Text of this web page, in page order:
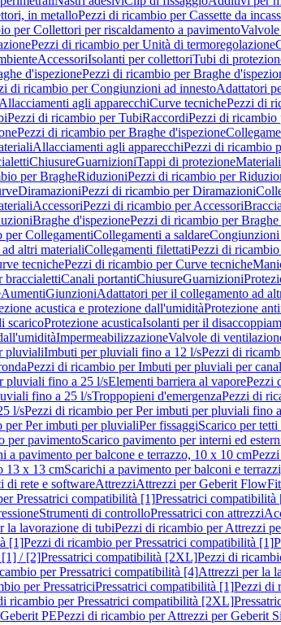
in metalloPezzi di ricambio per Cassette da
per Collettori per riscaldamento a pavimentoValvole
Pezzi di ricambio per Unità di termoregolazione
AccessoriIsolanti per collettoriTubi di
d'ispezionePezzi di ricambio per Braghe
di ricambio per Congiunzioni ad innestoAdattatori
agli apparecchiCurve tecnichePezzi di
Pezzi di ricambio per TubiRaccordiPezzi di ricambio
Pezzi di ricambio per Braghe d'ispezione
Allacciamenti agli apparecchiPezzi di ricambio
ChiusureGuarnizioniTappi di protezione
per BragheRiduzioniPezzi di ricambio per
DiramazioniPezzi di ricambio per Diramazioni
AccessoriPezzi di ricambio per Accessori
Braghe d'ispezionePezzi di ricambio per
per CollegamentiCollegamenti a saldareCongiunzioni
altri materialiCollegamenti filettatiPezzi di
tecnichePezzi di ricambio per Curve tecniche
braccialettiCanali portantiChiusureGuarnizioni
AumentiGiunzioniAdattatori per il collegamento ad
acustica e protezione dall'umiditàProtezione
scaricoProtezione acusticaIsolanti per il
ImpermeabilizzazioneValvole di
pluvialiImbuti per pluviali fino a 12 l/sPezzi di
Pezzi di ricambio per Imbuti per pluviali per
pluviali fino a 25 l/sElementi barriera al vaporePezzi
fino a 25 l/sTroppopieni d'emergenzaPezzi di
l/sPezzi di ricambio per Per imbuti per pluviali fino
per Per imbuti per pluvialiPer fissaggiScarico per
per pavimentoScarico pavimento per interni ed
a pavimento per balcone e terrazzo, 10 x 10 cm
13 x 13 cmScarichi a pavimento per balconi e
di rete e softwareAttrezziAttrezzi per Geberit FlowFit
Pressatrici compatibilità [1]Pressatrici compatibilità
Strumenti di controlloPressatrici con attrezzi
la lavorazione di tubiPezzi di ricambio per Attrezzi
[1]Pezzi di ricambio per Pressatrici compatibilità [1]
[1] / [2]Pressatrici compatibilità [2XL]Pezzi di
per Pressatrici compatibilità [4]Attrezzi per la
per PressatriciPressatrici compatibilità [1]Pezzi di
ricambio per Pressatrici compatibilità [2XL]
PEPezzi di ricambio per Attrezzi per Geberit